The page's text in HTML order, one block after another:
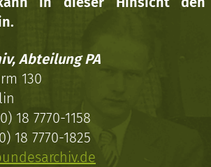
Abteilung PA
130
18 7770-1158
18 7770-1825